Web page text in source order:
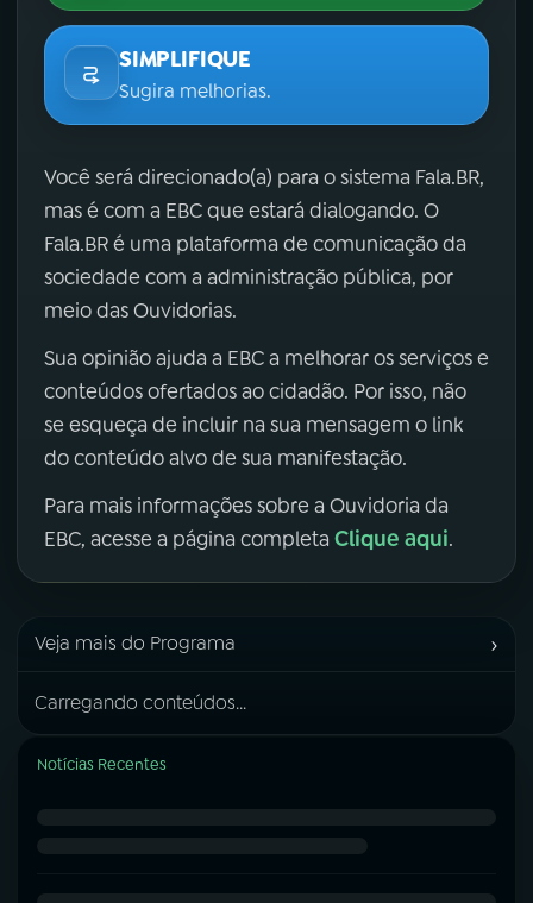
SIMPLIFIQUE
Sugira melhorias.
Você será direcionado(a) para o sistema Fala.BR,
mas é com a EBC que estará dialogando. O
Fala.BR é uma plataforma de comunicação da
sociedade com a administração pública, por
meio das Ouvidorias.
Sua opinião ajuda a EBC a melhorar os serviços e
conteúdos ofertados ao cidadão. Por isso, não
se esqueça de incluir na sua mensagem o link
do conteúdo alvo de sua manifestação.
Para mais informações sobre a Ouvidoria da
EBC, acesse a página completa Clique aqui.
Veja mais do Programa ›
Carregando conteúdos...
Notícias Recentes